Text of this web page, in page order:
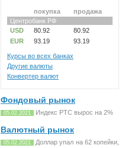
покупка
продажа
Центробанк РФ
USD
80.92
80.92
EUR
93.19 93.19
Курсы во всех банках
Другие валюты
Конвертер валют
Фондовый рынок
05.02.2021 Индекс РТС вырос на 2%
Валютный рынок
05.02.2021
Доллар упал на 62 копейки,